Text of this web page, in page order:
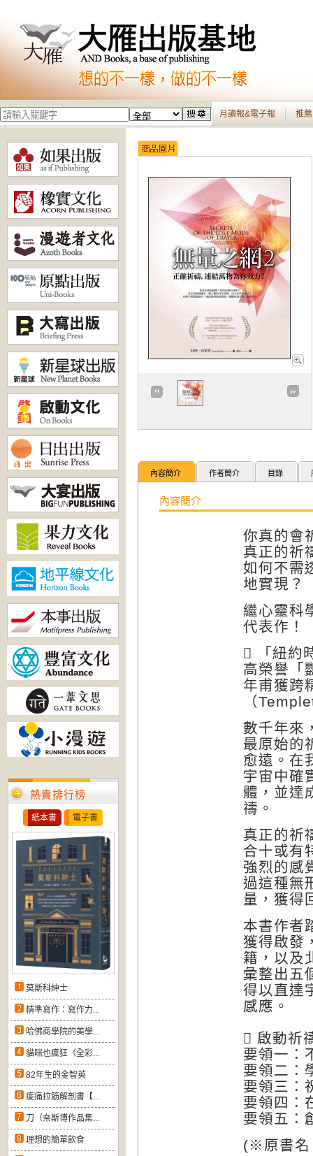
月讀報&電子報 推
熱賣排行榜
紙本書 電子書
莫斯科紳士
精準寫作：寫作力...
哈佛商學院的美學...
貓咪也瘋狂（全彩...
82年生的金智英
痠痛拉筋解剖書【...
刀（奈斯博作品集...
理想的簡單飲食
內容簡介 作者簡介 目錄
內容簡介
你真的會
真正的祈
如何不需
地實現？
繼心靈科
代表作！
 「紐約
高榮譽「
年甫獲跨
（
數千年來
最原始的
愈遠。在
宇宙中確
體，並達
禱。
真正的祈
合十或有
強烈的感
過這種無
量，獲得
本書作者
獲得啟發
籍，以及
彙整出五
得以直達
感應。
 啟動祈
要領一：
要領二：
要領三：
要領四：
要領五：
(※原書名